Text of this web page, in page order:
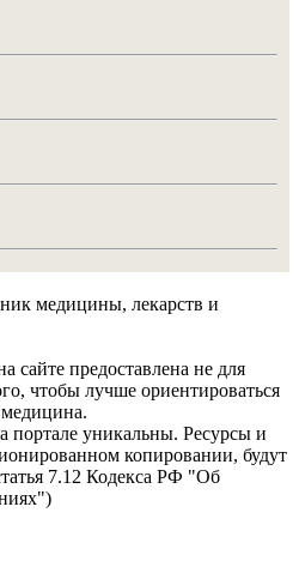
медицины, лекарств и
сайте предоставлена не для
чтобы лучше ориентироваться
портале уникальны. Ресурсы и
копировании, будут
7.12 Кодекса РФ "Об